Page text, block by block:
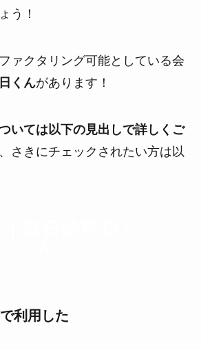
う！
ァクタリング可能としている会
くんがあります！
いては以下の見出しで詳しくご
さきにチェックされたい方は以
利用した